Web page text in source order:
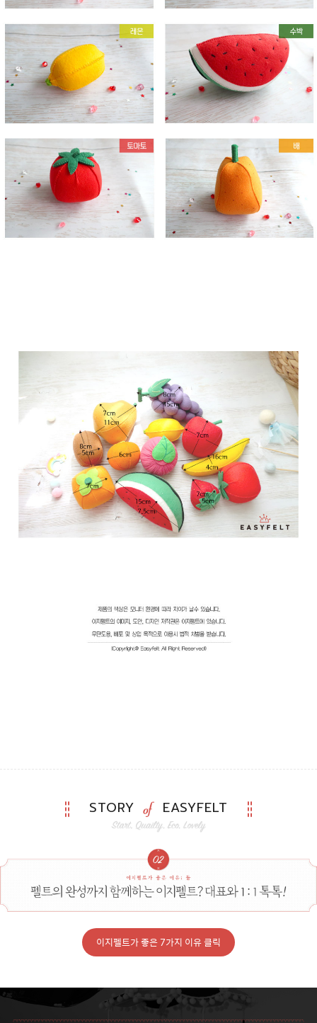
STORY EASYFELT
이지펠트가 좋은 7가지 이유 클릭